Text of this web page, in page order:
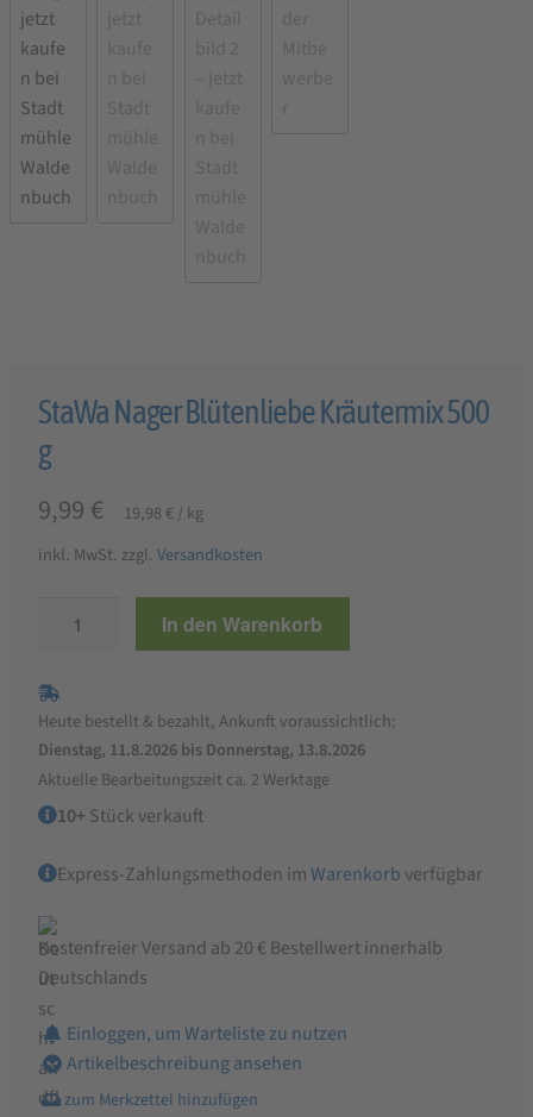
StaWa Nager Blütenliebe Kräutermix 500
g
9,99 € 19,98 €/kg
inkl. MwSt. zzgl. Versandkosten
Nager
Kräutermix
500
g
Menge
In den Warenkorb
Heute bestellt & bezahlt, Ankunft voraussichtlich:
Dienstag, 11.8.2026 bis Donnerstag, 13.8.2026
Aktuelle Bearbeitungszeit ca. 2 Werktage
10+Stück verkauft
Express-Zahlungsmethoden imWarenkorb verfügbar
Kostenfreier Versand ab 20 € Bestellwert innerhalb
Deutschlands
Einloggen, um Warteliste zu nutzen
Artikelbeschreibung ansehen